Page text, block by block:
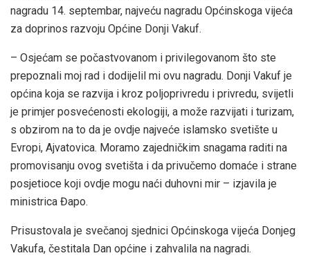
nagradu 14. septembar, najveću nagradu Općinskoga vijeća
za doprinos razvoju Općine Donji Vakuf.
– Osjećam se počastvovanom i privilegovanom što ste
prepoznali moj rad i dodijelil mi ovu nagradu. Donji Vakuf je
općina koja se razvija i kroz poljoprivredu i privredu, svijetli
je primjer posvećenosti ekologiji, a može razvijati i turizam,
s obzirom na to da je ovdje najveće islamsko svetište u
Evropi, Ajvatovica. Moramo zajedničkim snagama raditi na
promovisanju ovog svetišta i da privučemo domaće i strane
posjetioce koji ovdje mogu naći duhovni mir – izjavila je
ministrica Đapo.
Prisustovala je svečanoj sjednici Općinskoga vijeća Donjeg
Vakufa, čestitala Dan općine i zahvalila na nagradi.